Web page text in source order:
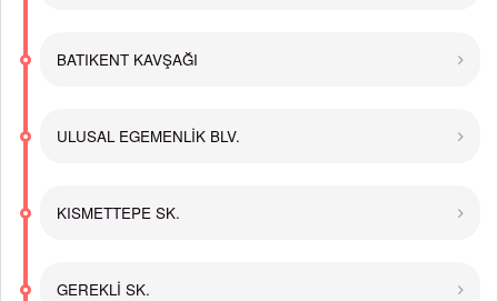
BATIKENT KAVŞAĞI
ULUSAL EGEMENLİK BLV.
KISMETTEPE SK.
GEREKLİ SK.